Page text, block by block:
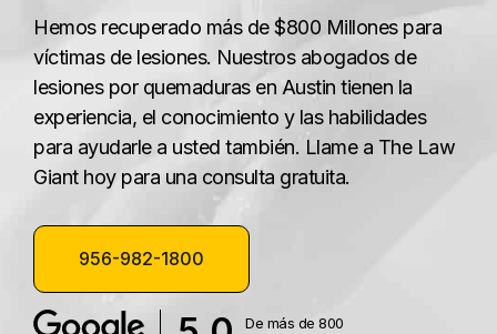
Hemos recuperado más de $800 Millones para
víctimas de lesiones. Nuestros abogados de
lesiones por quemaduras en Austin tienen la
experiencia, el conocimiento y las habilidades
para ayudarle a usted también. Llame a The Law
Giant hoy para una consulta gratuita.
956-982-1800
De más de 800